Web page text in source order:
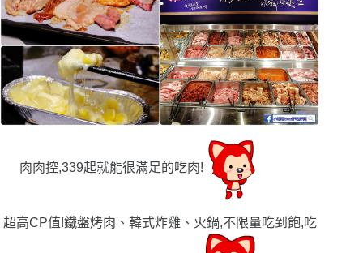
肉肉控,339起就能很滿足的吃肉!
超高CP值!鐵盤烤肉、韓式炸雞、火鍋,不限量吃到飽,吃